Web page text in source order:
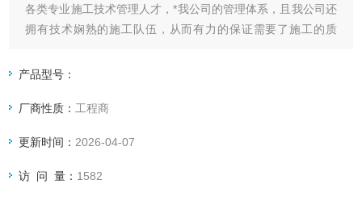
各类专业施工技术管理人才，*我公司的管理体系，且我公司还
拥有技术娴熟的施工队伍，从而有力的保证需要了施工的质
产品型号：
厂商性质： 工程商
更新时间： 2026-04-07
访 问 量： 1582